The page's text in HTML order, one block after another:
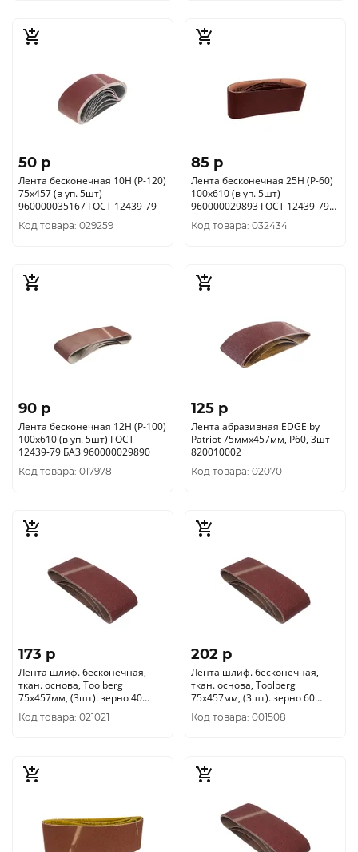
50 p
Лента бесконечная 10H (Р-120)
75x457 (в уп. 5шт)
960000035167 ГОСТ 12439-79
Код товара: 029259
85 p
Лента бесконечная 25Н (P-60)
100х610 (в уп. 5шт)
960000029893 ГОСТ 12439-79
БАЗ
Код товара: 032434
90 p
Лента бесконечная 12Н (P-100)
100х610 (в уп. 5шт) ГОСТ
12439-79 БАЗ 960000029890
Код товара: 017978
125 p
Лента абразивная EDGE by
Patriot 75ммх457мм, Р60, 3шт
820010002
Код товара: 020701
173 p
Лента шлиф. бесконечная,
ткан. основа, Toolberg
75х457мм, (3шт). зерно 40
2205001
Код товара: 021021
202 p
Лента шлиф. бесконечная,
ткан. основа, Toolberg
75х457мм, (3шт). зерно 60
2205002
Код товара: 001508